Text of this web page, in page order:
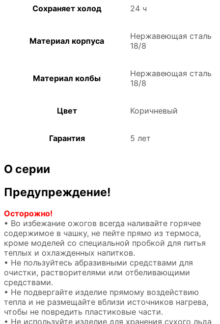
Сохраняет холод 24 ч
Материал корпуса
Нержавеющая сталь
18/8
Материал колбы
Нержавеющая сталь
18/8
Цвет Коричневый
Гарантия 5 лет
О серии
Предупреждение!
Осторожно!
• Во избежание ожогов всегда наливайте горячее
содержимое в чашку, не пейте прямо из термоса,
кроме моделей со специальной пробкой для питья
теплых и охлажденных напитков.
• Не пользуйтесь абразивными средствами для
очистки, растворителями или отбеливающими
средствами.
• Не подвергайте изделие прямому воздействию
тепла и не размещайте вблизи источников нагрева,
чтобы не повредить пластиковые части.
• Не используйте изделие для хранения сухого льда